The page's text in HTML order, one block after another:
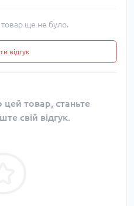
товар ще не було.
відгук
цей товар, станьте
свій відгук.